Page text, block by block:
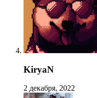
KiryaN
2 декабря, 2022